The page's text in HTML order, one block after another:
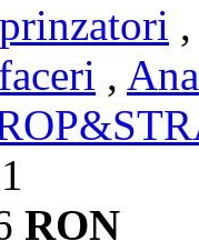
,
RON